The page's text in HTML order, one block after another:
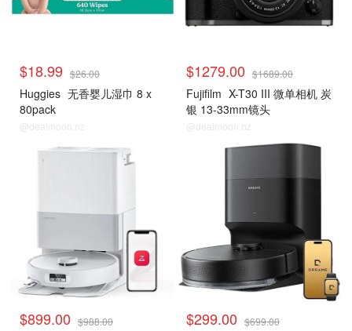
$18.99 $26.00
Huggies 无香婴儿湿巾 8 x
80pack
@dealmoon.nz
$1279.00 $1689.00
Fujifilm X-T30 III 微单相机 炭
银 13-33mm镜头
@dealmoon.nz
$899.00 $988.00 $299.00 $699.00